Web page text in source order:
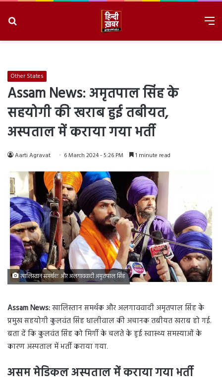
Other States
Assam News: अमृतपाल सिंह के
सहयोगी की खराब हुई तबीयत,
अस्पताल में कराया गया भर्ती
Aarti Agravat 6 March 2024 - 5:26 PM 1 minute read
खालिस्तान समर्थक और अलगाववादी अमृतपाल सिंह
Assam News:खालिस्तान समर्थक और अलगाववादी अमृतपाल सिंह के
प्रमुख सहयोगी कुलवंत सिंह धालीवाल की अचानक तबीयत खराब हो गई.
बता दें कि कुलवंत सिंह को मिर्गी के चलते के हुई स्वास्थ्य समस्याओं के
कारण अस्पताल में भर्ती कराया गया.
असम मेडिकल अस्पताल में कराया गया भर्ती